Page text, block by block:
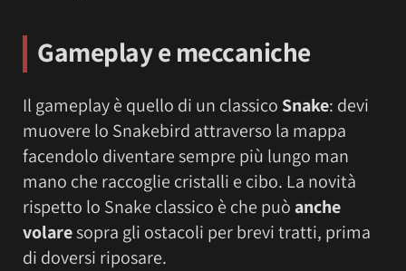
Gameplay e meccaniche
Il gameplay è quello di un classico Snake: devi
muovere lo Snakebird attraverso la mappa
facendolo diventare sempre più lungo man
mano che raccoglie cristalli e cibo. La novità
rispetto lo Snake classico è che può anche
volaresopra gli ostacoli per brevi tratti, prima
di doversi riposare.